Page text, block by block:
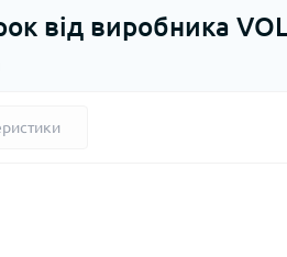
від виробника